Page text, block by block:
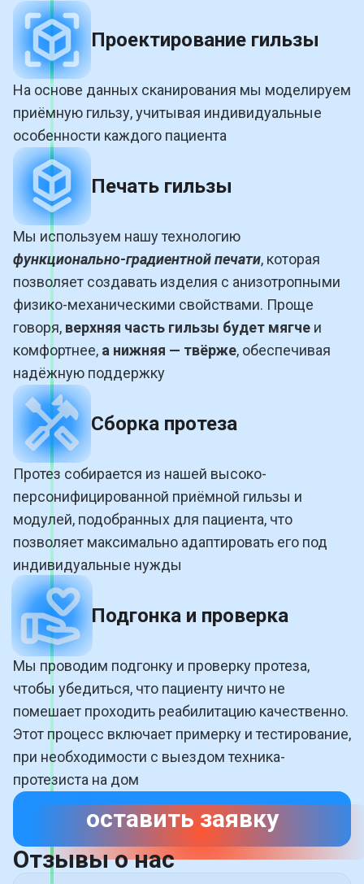
Проектирование гильзы
На основе данных сканирования мы моделируем
приёмную гильзу, учитывая индивидуальные
особенности каждого пациента
Печать гильзы
Мы используем нашу технологию
функционально-градиентной печати, которая
позволяет создавать изделия с анизотропными
физико-механическими свойствами. Проще
говоря, верхняя часть гильзы будет мягче и
комфортнее, а нижняя — твёрже, обеспечивая
надёжную поддержку
Сборка протеза
Протез собирается из нашей высоко-
персонифицированной приёмной гильзы и
модулей, подобранных для пациента, что
позволяет максимально адаптировать его под
индивидуальные нужды
Подгонка и проверка
Мы проводим подгонку и проверку протеза,
чтобы убедиться, что пациенту ничто не
помешает проходить реабилитацию качественно.
Этот процесс включает примерку и тестирование,
при необходимости с выездом техника-
протезиста на дом
оставить заявку
Отзывы онас